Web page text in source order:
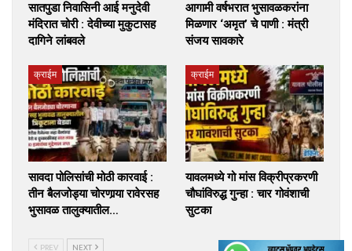
सातपुडा निवासिनी आई मनुदेवी
मंदिरात चोरी : देवीच्या मुकुटासह
दागिने लांबवले
आगामी वर्षभरात भुसावळकरांना
मिळणार ‘अमृत’ चे पाणी : मंत्री
संजय सावकारे
क्राईम
सावदा पोलिसांची मोठी कारवाई :
तीन बैलजोड्या चोरणार्‍या रावेरसह
भुसावळ तालुक्यातील…
क्राईम
यावलमध्ये गो मांस विक्रीप्रकरणी
चौघांविरुद्ध गुन्हा : चार गोवंशाची
सुटका
PREV NEXT